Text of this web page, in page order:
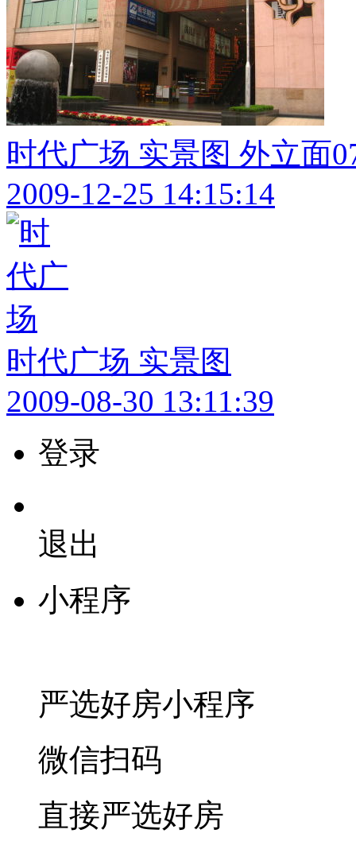
时代广场 实景图 外立面
2009-12-25 14:15:14
时代广场 实景图
2009-08-30 13:11:39
登录
退出
小程序
严选好房小程序
微信扫码
直接严选好房